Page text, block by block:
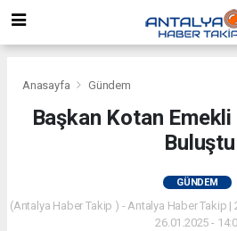
Anasayfa Gündem
Başkan Kotan
Buluştu
GÜNDEM
(Antalya Haber Takip ) - Antalya Haber Takip |
26.01.2025 -